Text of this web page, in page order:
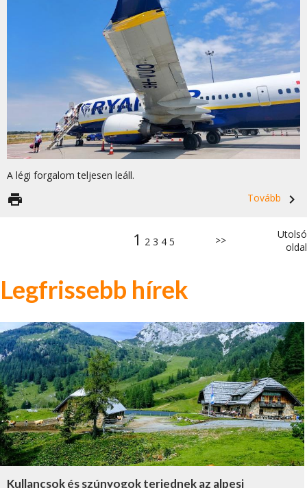
A légi forgalom teljesen leáll.
Tovább
navigate_next
print
1 2 3 4 5 >>
Utolsó
oldal
Legfrissebb hírek
Kullancsok és szúnyogok terjednek az alpesi